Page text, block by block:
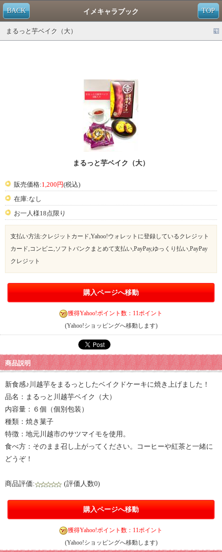
TOP
BACK イメキャラブック
まるっと芋ベイク（大）
まるっと芋ベイク（大）
販売価格:1,200円(税込)
在庫:なし
お一人様18点限り
支払い方法:クレジットカード,Yahoo!ウォレットに登録しているクレジット
カード,コンビニ,ソフトバンクまとめて支払い,PayPay,ゆっくり払い,PayPay
クレジット
購入ページへ移動
獲得Yahoo!ポイント数：11ポイント
(Yahoo!ショッピングへ移動します)
商品説明
新食感♪川越芋をまるっとしたベイクドケーキに焼き上げました！
品名：まるっと川越芋ベイク（大）
内容量：６個（個別包装）
種類：焼き菓子
特徴：地元川越市のサツマイモを使用。
食べ方：そのまま召し上がってください。コーヒーや紅茶と一緒に
どうぞ！
商品評価: (評価人数0)
購入ページへ移動
獲得Yahoo!ポイント数：11ポイント
(Yahoo!ショッピングへ移動します)